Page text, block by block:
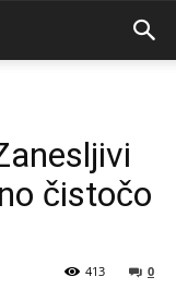
čistočo
0
413